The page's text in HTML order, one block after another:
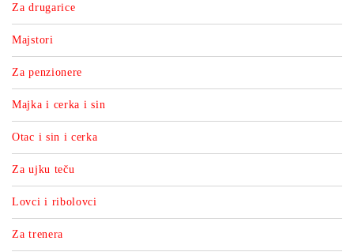
Za drugarice
Majstori
Za penzionere
Majka i cerka i sin
Otac i sin i cerka
Za ujku teču
Lovci i ribolovci
Za trenera